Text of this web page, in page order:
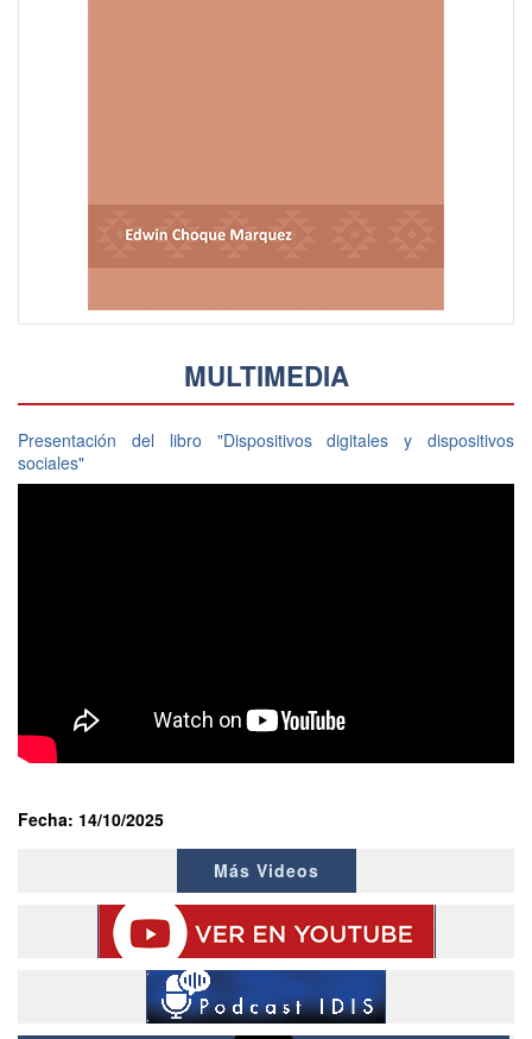
MULTIMEDIA
Presentación del libro "Dispositivos digitales y dispositivos
sociales"
Fecha: 14/10/2025
Más Videos